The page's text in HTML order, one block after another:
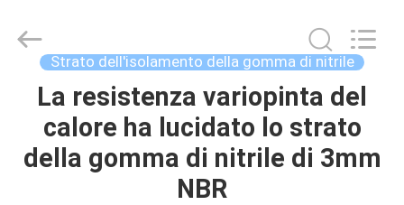
CASA
PRODOTTI
Commerce Strato dell'isolamento della gomma di nitrile
La resistenza variopinta del
calore ha lucidato lo strato
della gomma di nitrile di 3mm
NBR